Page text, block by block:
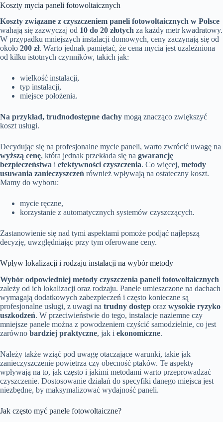
Koszty mycia paneli fotowoltaicznych
Koszty związane z czyszczeniem paneli fotowoltaicznych w Polsce
wahają się zazwyczaj od 10 do 20 złotych za każdy metr kwadratowy.
W przypadku mniejszych instalacji domowych, ceny zaczynają się od
około 200 zł. Warto jednak pamiętać, że cena mycia jest uzależniona
od kilku istotnych czynników, takich jak:
wielkość instalacji,
typ instalacji,
miejsce położenia.
Na przykład, trudnodostępne dachy mogą znacząco zwiększyć
koszt usługi.
Decydując się na profesjonalne mycie paneli, warto zwrócić uwagę na
wyższą cenę, która jednak przekłada się na gwarancję
bezpieczeństwa i efektywności czyszczenia. Co więcej, metody
usuwania zanieczyszczeń również wpływają na ostateczny koszt.
Mamy do wyboru:
mycie ręczne,
korzystanie z automatycznych systemów czyszczących.
Zastanowienie się nad tymi aspektami pomoże podjąć najlepszą
decyzję, uwzględniając przy tym oferowane ceny.
Wpływ lokalizacji i rodzaju instalacji na wybór metody
Wybór odpowiedniej metody czyszczenia paneli fotowoltaicznych
zależy od ich lokalizacji oraz rodzaju. Panele umieszczone na dachach
wymagają dodatkowych zabezpieczeń i często konieczne są
profesjonalne usługi, z uwagi na trudny dostęp oraz wysokie ryzyko
uszkodzeń. W przeciwieństwie do tego, instalacje naziemne czy
mniejsze panele można z powodzeniem czyścić samodzielnie, co jest
zarówno bardziej praktyczne, jak i ekonomiczne.
Należy także wziąć pod uwagę otaczające warunki, takie jak
zanieczyszczenie powietrza czy obecność ptaków. Te aspekty
wpływają na to, jak często i jakimi metodami warto przeprowadzać
czyszczenie. Dostosowanie działań do specyfiki danego miejsca jest
niezbędne, by maksymalizować wydajność paneli.
Jak często myć panele fotowoltaiczne?